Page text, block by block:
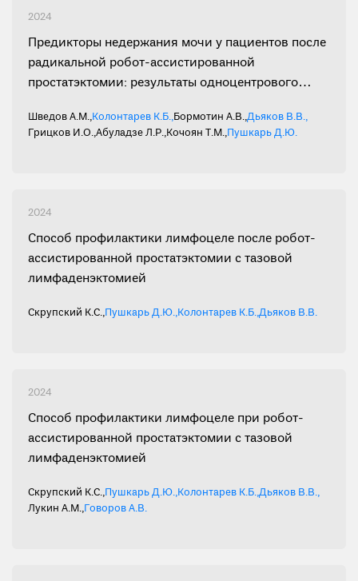
2024
Предикторы недержания мочи у пациентов после
радикальной робот-ассистированной
простатэктомии: результаты одноцентрового
Шведов А.М.,Колонтарев К.Б.,Бормотин А.В.,Дьяков В.В.,
Грицков И.О.,Абуладзе Л.Р.,Кочоян Т.М.,Пушкарь Д.Ю.
2024
Способ профилактики лимфоцеле после робот-
ассистированной простатэктомии с тазовой
лимфаденэктомией
Скрупский К.С.,Пушкарь Д.Ю.,Колонтарев К.Б.,Дьяков В.В.
2024
Способ профилактики лимфоцеле при робот-
ассистированной простатэктомии с тазовой
лимфаденэктомией
Скрупский К.С.,Пушкарь Д.Ю.,Колонтарев К.Б.,Дьяков В.В.,
Лукин А.М.,Говоров А.В.